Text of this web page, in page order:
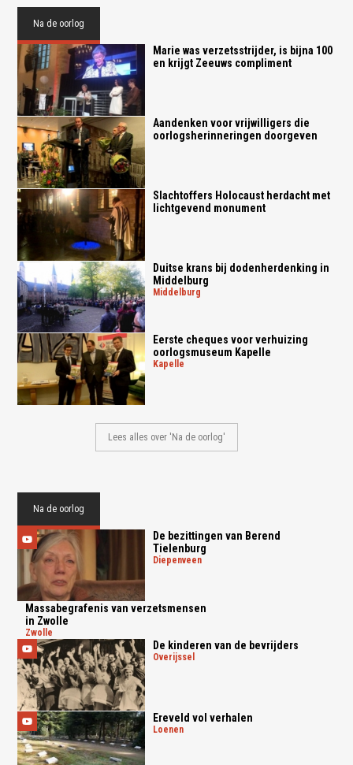
Na de oorlog
Marie was verzetsstrijder, is bijna 100
en krijgt Zeeuws compliment
Aandenken voor vrijwilligers die
oorlogsherinneringen doorgeven
Slachtoffers Holocaust herdacht met
lichtgevend monument
Duitse krans bij dodenherdenking in
Middelburg
middelburg
Eerste cheques voor verhuizing
oorlogsmuseum Kapelle
kapelle
Lees alles over 'Na de oorlog'
Na de oorlog
De bezittingen van Berend
Tielenburg
diepenveen
Massabegrafenis van verzetsmensen
in Zwolle
zwolle
De kinderen van de bevrijders
overijssel
Ereveld vol verhalen
loenen